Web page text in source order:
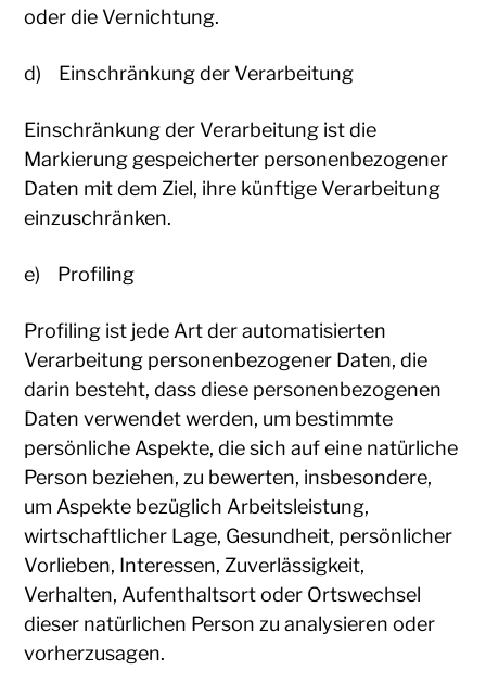
oder die Vernichtung.
d) Einschränkung der Verarbeitung
Einschränkung der Verarbeitung ist die
Markierung gespeicherter personenbezogener
Daten mit dem Ziel, ihre künftige Verarbeitung
einzuschränken.
e) Profiling
Profiling ist jede Art der automatisierten
Verarbeitung personenbezogener Daten, die
darin besteht, dass diese personenbezogenen
Daten verwendet werden, um bestimmte
persönliche Aspekte, die sich auf eine natürliche
Person beziehen, zu bewerten, insbesondere,
um Aspekte bezüglich Arbeitsleistung,
wirtschaftlicher Lage, Gesundheit, persönlicher
Vorlieben, Interessen, Zuverlässigkeit,
Verhalten, Aufenthaltsort oder Ortswechsel
dieser natürlichen Person zu analysieren oder
vorherzusagen.